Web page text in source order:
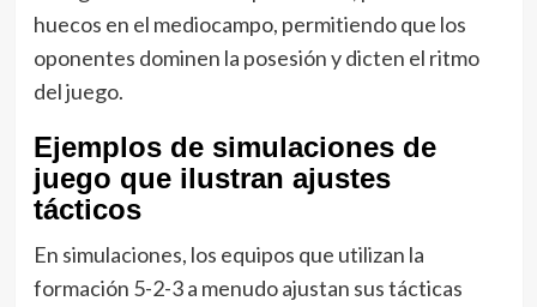
huecos en el mediocampo, permitiendo que los
oponentes dominen la posesión y dicten el ritmo
del juego.
Ejemplos de simulaciones de
juego que ilustran ajustes
tácticos
En simulaciones, los equipos que utilizan la
formación 5-2-3 a menudo ajustan sus tácticas